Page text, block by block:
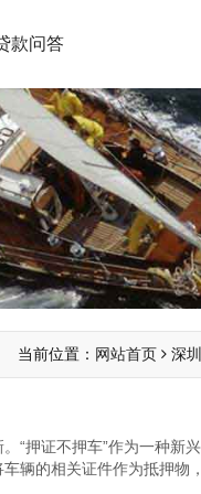
款问答
当前位置： 网站首页 深
“押证不押车”作为一种新
辆的相关证件作为抵押物